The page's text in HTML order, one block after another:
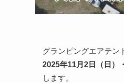
グランピングエアテン
2025年11月2日（日）
します。